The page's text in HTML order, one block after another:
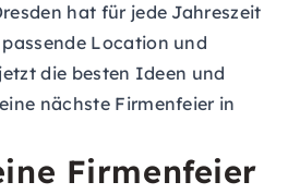
hat für jede Jahreszeit
Location und
die besten Ideen und
nächste Firmenfeier in
Firmenfeier